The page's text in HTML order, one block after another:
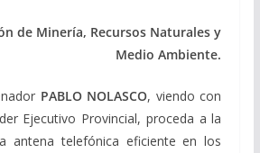
de Minería, Recursos Naturales y
Medio Ambiente.
PABLO NOLASCO, viendo con
Ejecutivo Provincial, proceda a la
antena telefónica eficiente en los